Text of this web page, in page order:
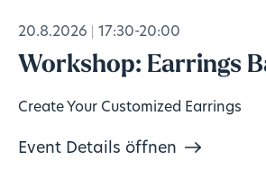
20.8.2026 17:30-20:00
Workshop: Earrings
Create Your Customized Earrings
Event Details öffnen